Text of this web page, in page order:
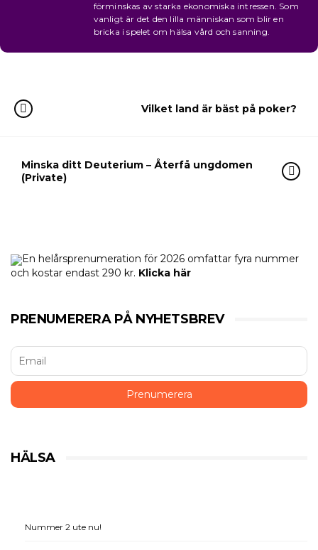
förminskas av starka ekonomiska intressen. Som
vanligt är det den lilla människan som blir en
bricka i spelet om hälsa vård och sanning.
Vilket land är bäst på poker?
Minska ditt Deuterium – Återfå ungdomen
(Private)
En helårsprenumeration för 2026 omfattar fyra nummer
och kostar endast 290 kr. Klicka här
PRENUMERERA PÅ NYHETSBREV
HÄLSA
Nummer 2 ute nu!